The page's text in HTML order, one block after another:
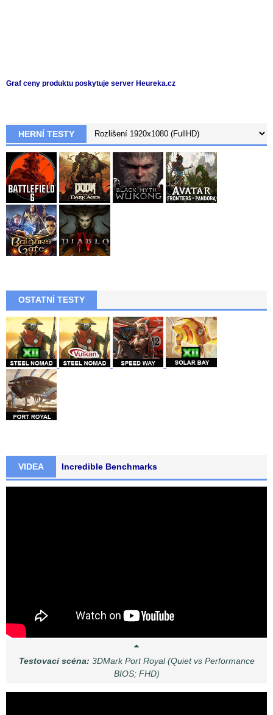
Graf ceny produktu poskytuje server Heureka.cz
HERNÍ TESTY
OSTATNÍ TESTY
VIDEA Incredible Benchmarks
Testovací scéna: 3DMark Port Royal (Quiet vs Performance
BIOS; FHD)